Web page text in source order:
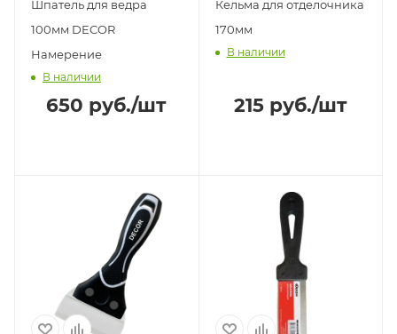
Шпатель для ведра
100мм DECOR
Намерение
В наличии
650 руб./шт
Кельма для отделочника
170мм
В наличии
215руб./шт